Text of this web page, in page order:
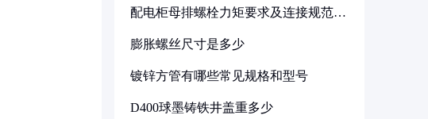
配电柜母排螺栓力矩要求及连接规范详
膨胀螺丝尺寸是多少
镀锌方管有哪些常见规格和型号
D400球墨铸铁井盖重多少